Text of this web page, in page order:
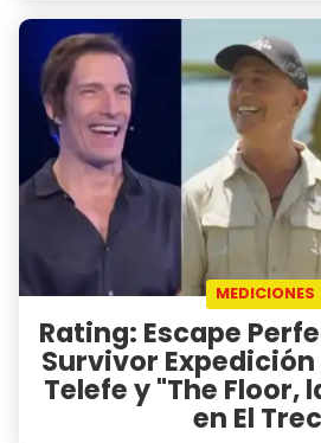
MEDICIONES
Rating: Escape
Survivor
Telefe y "The Floor,
en El